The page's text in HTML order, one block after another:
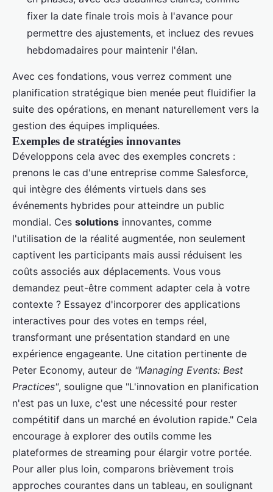
fixer la date finale trois mois à l'avance pour
permettre des ajustements, et incluez des revues
hebdomadaires pour maintenir l'élan.
Avec ces fondations, vous verrez comment une
planification stratégique bien menée peut fluidifier la
suite des opérations, en menant naturellement vers la
gestion des équipes impliquées.
Exemples de stratégies innovantes
Développons cela avec des exemples concrets :
prenons le cas d'une entreprise comme Salesforce,
qui intègre des éléments virtuels dans ses
événements hybrides pour atteindre un public
mondial. Ces solutions innovantes, comme
l'utilisation de la réalité augmentée, non seulement
captivent les participants mais aussi réduisent les
coûts associés aux déplacements. Vous vous
demandez peut-être comment adapter cela à votre
contexte ? Essayez d'incorporer des applications
interactives pour des votes en temps réel,
transformant une présentation standard en une
expérience engageante. Une citation pertinente de
Peter Economy, auteur de "Managing Events: Best
Practices", souligne que "L'innovation en planification
n'est pas un luxe, c'est une nécessité pour rester
compétitif dans un marché en évolution rapide." Cela
encourage à explorer des outils comme les
plateformes de streaming pour élargir votre portée.
Pour aller plus loin, comparons brièvement trois
approches courantes dans un tableau, en soulignant